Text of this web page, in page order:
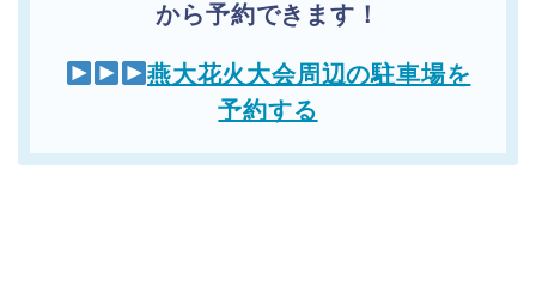
から予約できます！
燕大花火大会周辺の駐車場を
予約する